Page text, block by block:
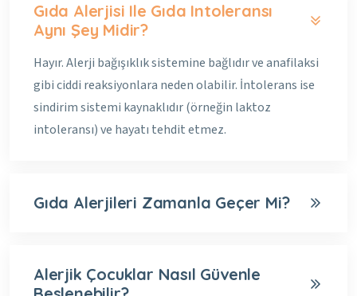
Gıda Alerjisi Ile Gıda Intoleransı
Aynı Şey Midir?
Hayır. Alerji bağışıklık sistemine bağlıdır ve anafilaksi
gibi ciddi reaksiyonlara neden olabilir. İntolerans ise
sindirim sistemi kaynaklıdır (örneğin laktoz
intoleransı) ve hayatı tehdit etmez.
Gıda Alerjileri Zamanla Geçer Mi?
Alerjik Çocuklar Nasıl Güvenle